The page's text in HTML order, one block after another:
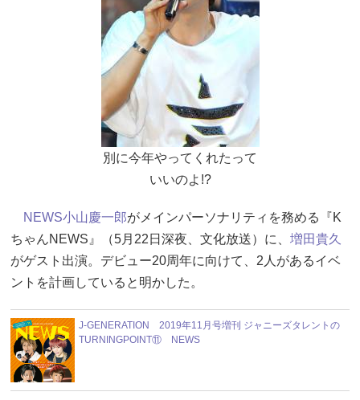
別に今年やってくれたって
いいのよ!?
NEWS小山慶一郎がメインパーソナリティを務める『K
ちゃんNEWS』（5月22日深夜、文化放送）に、 増田貴久
がゲスト出演。デビュー20周年に向けて、2人があるイベ
ントを計画していると明かした。
J-GENERATION 2019年11月号増刊 ジャニーズタレントの
TURNINGPOINT⑪ NEWS